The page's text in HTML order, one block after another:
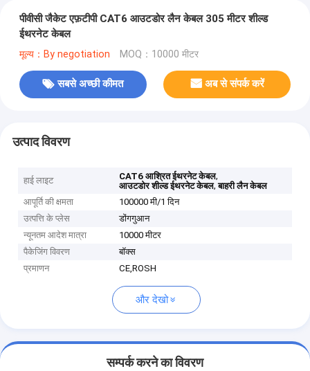
पीवीसी जैकेट एफ़टीपी CAT6 आउटडोर लैन केबल 305 मीटर शील्ड
ईथरनेट केबल
मूल्य：By negotiation MOQ：10000 मीटर
सबसे अच्छी कीमत अब से संपर्क करें
उत्पाद विवरण
हाई लाइट CAT6 आश्रित ईथरनेट केबल,
आउटडोर शील्ड ईथरनेट केबल,बाहरी लैन केबल
आपूर्ति की क्षमता
100000 मी/1 दिन
उत्पत्ति के प्लेस
डोंगगुआन
न्यूनतम आदेश मात्रा
10000 मीटर
पैकेजिंग विवरण
बॉक्स
प्रमाणन
CE,ROSH
और देखो
सम्पर्क करने का विवरण